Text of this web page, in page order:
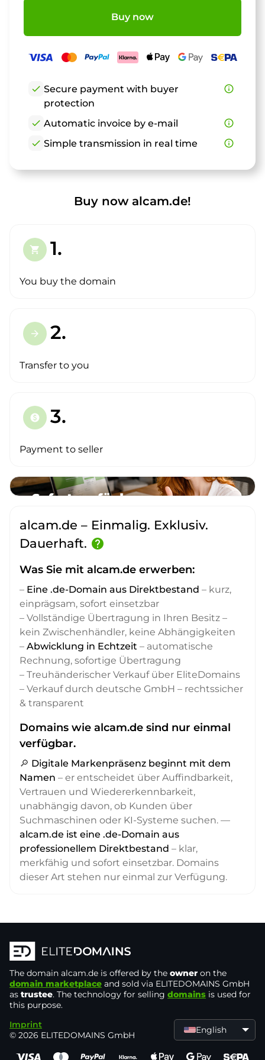
Buy now
check Secure payment with buyer
protection
info_outline
check Automatic invoice by e-mail
info_outline
check Simple transmission in real time info_outline
Buy now alcam.de!
shopping_cart 1.
You buy the domain
arrow_forward 2.
Transfer to you
paid 3.
Payment to seller
alcam.de – Einmalig. Exklusiv.
Dauerhaft. help
Was Sie mit alcam.de erwerben:
– Eine .de-Domain aus Direktbestand – kurz,
einprägsam, sofort einsetzbar
– Vollständige Übertragung in Ihren Besitz –
kein Zwischenhändler, keine Abhängigkeiten
– Abwicklung in Echtzeit – automatische
Rechnung, sofortige Übertragung
– Treuhänderischer Verkauf über EliteDomains
– Verkauf durch deutsche GmbH – rechtssicher
& transparent
Domains wie alcam.de sind nur einmal
verfügbar.
🔎 Digitale Markenpräsenz beginnt mit dem
Namen – er entscheidet über Auffindbarkeit,
Vertrauen und Wiedererkennbarkeit,
unabhängig davon, ob Kunden über
Suchmaschinen oder KI-Systeme suchen. —
alcam.de ist eine .de-Domain aus
professionellem Direktbestand – klar,
merkfähig und sofort einsetzbar. Domains
dieser Art stehen nur einmal zur Verfügung.
The domain alcam.de is offered by the owner on the
domain marketplace and sold via ELITEDOMAINS GmbH
as trustee. The technology for selling domains is used for
this purpose.
Imprint
© 2026 ELITEDOMAINS GmbH
English